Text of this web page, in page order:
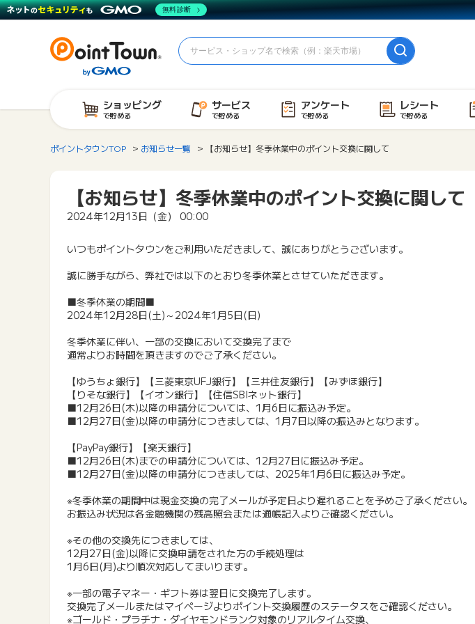
ショッピング
で貯める
サービス
で貯める
アンケート
で貯める
レシート
で貯める
ポイントタウンTOP お知らせ一覧 【お知らせ】冬季休業中のポイント交換に関して
【お知らせ】冬季休業中のポイント交換に関して
2024年12月13日（金） 00:00
いつもポイントタウンをご利用いただきまして、誠にありがとうございます。
誠に勝手ながら、弊社では以下のとおり冬季休業とさせていただきます。
■冬季休業の期間■
2024年12月28日(土)～2024年1月5日(日)
冬季休業に伴い、一部の交換において交換完了まで
通常よりお時間を頂きますのでご了承ください。
【ゆうちょ銀行】【三菱東京UFJ銀行】【三井住友銀行】【みずほ銀行】
【りそな銀行】【イオン銀行】【住信SBIネット銀行】
■12月26日(木)以降の申請分については、1月6日に振込み予定。
■12月27日(金)以降の申請分につきましては、1月7日以降の振込みとなります。
【PayPay銀行】【楽天銀行】
■12月26日(木)までの申請分については、12月27日に振込み予定。
■12月27日(金)以降の申請分につきましては、2025年1月6日に振込み予定。
※冬季休業の期間中は現金交換の完了メールが予定日より遅れることを予めご了承ください。
お振込み状況は各金融機関の残高照会または通帳記入よりご確認ください。
※その他の交換先につきましては、
12月27日(金)以降に交換申請をされた方の手続処理は
1月6日(月)より順次対応してまいります。
※一部の電子マネー・ギフト券は翌日に交換完了します。
交換完了メールまたはマイページよりポイント交換履歴のステータスをご確認ください。
※ゴールド・プラチナ・ダイヤモンドランク対象のリアルタイム交換、
無料診断